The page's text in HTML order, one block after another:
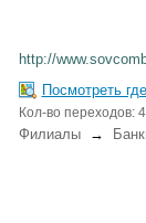
http://
Посмотреть
Кол-во переходов:
Филиалы→